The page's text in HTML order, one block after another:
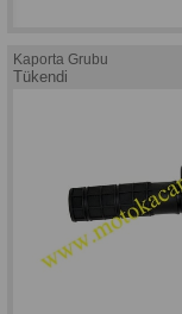
Kaporta Grubu
Tükendi